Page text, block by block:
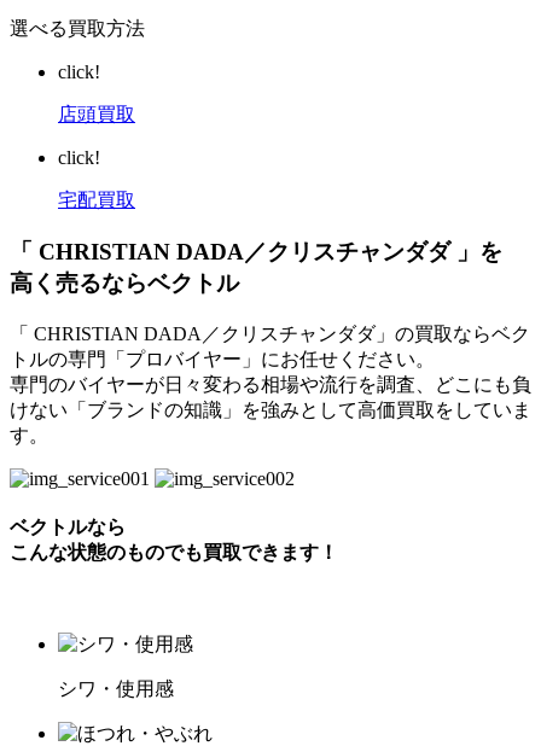
選べる買取方法
click!
店頭買取
click!
宅配買取
「 CHRISTIAN DADA／クリスチャンダダ 」を
高く売るならベクトル
「 CHRISTIAN DADA／クリスチャンダダ」の買取ならベク
トルの専門「プロバイヤー」にお任せください。
専門のバイヤーが日々変わる相場や流行を調査、どこにも負
けない「ブランドの知識」を強みとして高価買取をしていま
す。
ベクトルなら
こんな状態のものでも買取できます！
シワ・使用感